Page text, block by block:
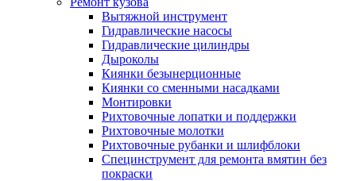
Вытяжной инструмент
Гидравлические насосы
Гидравлические цилиндры
Дыроколы
Киянки безынерционные
Киянки со сменными насадками
Монтировки
Рихтовочные лопатки и поддержки
Рихтовочные молотки
Рихтовочные рубанки и шлифблоки
Специнструмент для ремонта вмятин без
покраски